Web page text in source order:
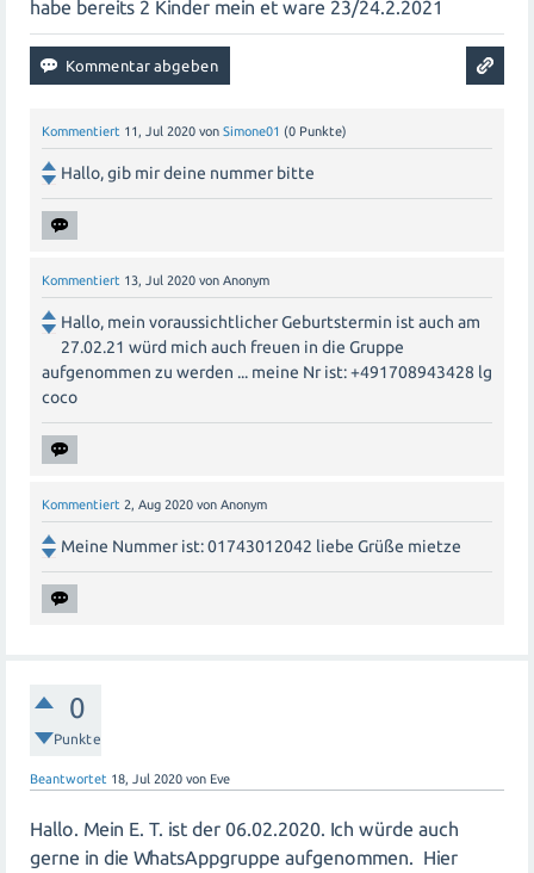
habe bereits 2 Kinder mein et ware 23/24.2.2021
Kommentiert 11, Jul 2020 von Simone01 (0 Punkte)
Hallo, gib mir deine nummer bitte
Kommentiert 13, Jul 2020 von Anonym
Hallo, mein voraussichtlicher Geburtstermin ist auch am
27.02.21 würd mich auch freuen in die Gruppe
aufgenommen zu werden ... meine Nr ist: +491708943428 lg
coco
Kommentiert 2, Aug 2020 von Anonym
Meine Nummer ist: 01743012042 liebe Grüße mietze
0
Punkte
Beantwortet 18, Jul 2020 von Eve
Hallo. Mein E. T. ist der 06.02.2020. Ich würde auch
gerne in die WhatsAppgruppe aufgenommen. Hier